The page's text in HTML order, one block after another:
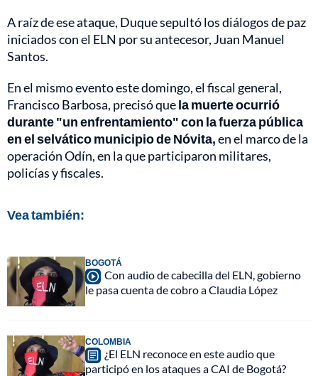
A raíz de ese ataque, Duque sepultó los diálogos de paz
iniciados con el ELN por su antecesor, Juan Manuel
Santos.
En el mismo evento este domingo, el fiscal general,
Francisco Barbosa, precisó quela muerte ocurrió
durante "un enfrentamiento" con la fuerza pública
en el selvático municipio de Nóvita,en el marco de la
operación Odín, en la que participaron militares,
policías y fiscales.
Vea también:
BOGOTÁ
Con audio de cabecilla del ELN, gobierno
le pasa cuenta de cobro a Claudia López
COLOMBIA
¿El ELN reconoce en este audio que
participó en los ataques a CAI de Bogotá?